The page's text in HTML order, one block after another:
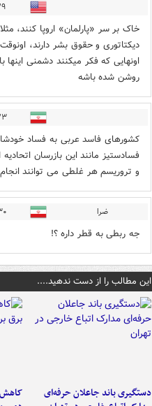
خاک بر سر «پارلمان» اروپا کنند،
دیکتاتوری و حقوق بشر دارند،
اونهایی که فکر میکنند دشمنی
روشن شده باشه
کشورهای فاسد عربی به فساد
فسادستیز مانند این بازرسان
و تروریسم هر غلطی می توانند
ضرا
جه ربطی به قطر داره ؟!
این مطالب را از دست ندهید....
دستگیری باند جاعلان حرفه‌ای